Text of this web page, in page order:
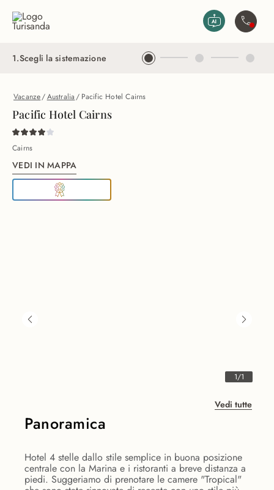
1.Scegli la sistemazione
Vacanze/Australia/ Pacific Hotel Cairns
Pacific Hotel Cairns
Cairns
VEDI IN MAPPA
1/1
Vedi tutte
Panoramica
Hotel 4 stelle dallo stile semplice in buona posizione
centrale con la Marina e i ristoranti a breve distanza a
piedi. Suggeriamo di prenotare le camere "Tropical"